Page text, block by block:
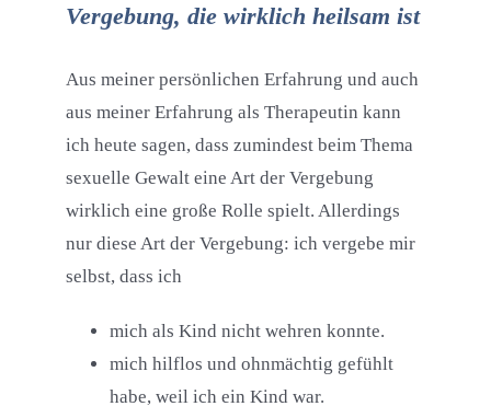
Vergebung, die wirklich heilsam ist
Aus meiner persönlichen Erfahrung und auch
aus meiner Erfahrung als Therapeutin kann
ich heute sagen, dass zumindest beim Thema
sexuelle Gewalt eine Art der Vergebung
wirklich eine große Rolle spielt. Allerdings
nur diese Art der Vergebung: ich vergebe mir
selbst, dass ich
mich als Kind nicht wehren konnte.
mich hilflos und ohnmächtig gefühlt
habe, weil ich ein Kind war.